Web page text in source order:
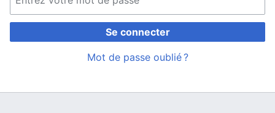
Se connecter
Mot de passe oublié ?